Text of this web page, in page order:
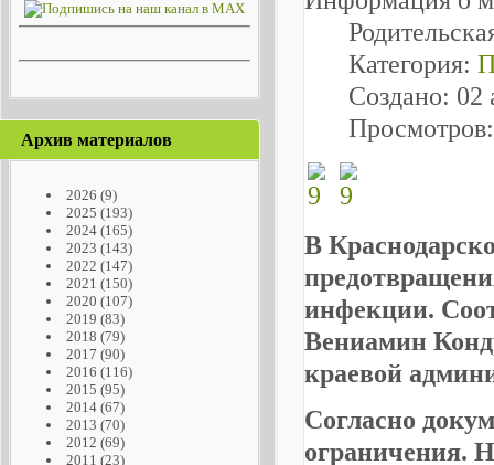
Архив материалов
2026 (9)
2025 (193)
2024(165)
2023 (143)
2022 (147)
2021 (150)
2020 (107)
2019 (83)
2018 (79)
2017 (90)
2016 (116)
2015 (95)
2014(67)
2013 (70)
2012 (69)
2011 (23)
Категория:
Создано: 02
В
инфекции.
Вениамин
краевой
Согласно
ограничения.